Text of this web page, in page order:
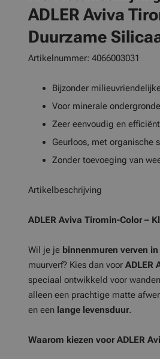
ADLER Aviva
Duurzame
Artikelnummer: 4066003031
Bijzonder
Voor minerale
Zeer eenvoudig en
Geurloos, met organische
Zonder toevoeging van
Artikelbeschrijving
ADLER Aviva Tiromin-Color –
Wil je je binnenmuren verven
muurverf? Kies dan voor ADLER
speciaal ontwikkeld voor
alleen een prachtige matte
en een lange levensduur.
Waarom kiezen voor ADLER